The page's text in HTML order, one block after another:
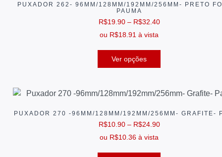
PUXADOR 262- 96MM/128MM/192MM/256MM- PRETO
PAUMA
R$19.90 – R$32.40
ou R$18.91 à vista
Ver opções
PUXADOR 270 -96MM/128MM/192MM/256MM- GRAFITE-
R$10.90 – R$24.90
ou R$10.36 à vista